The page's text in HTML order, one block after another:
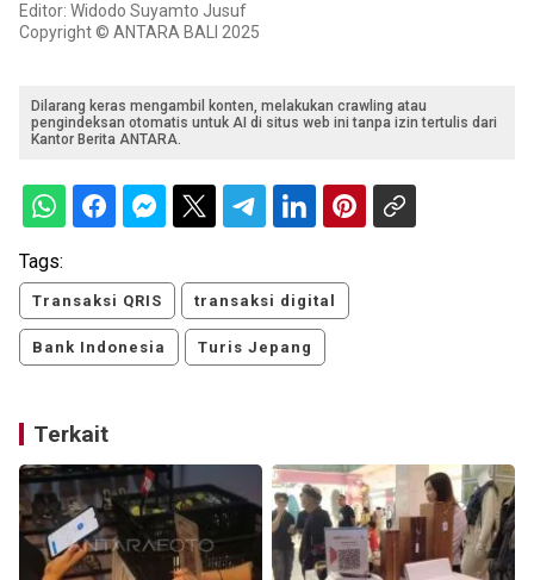
Editor: Widodo Suyamto Jusuf
Copyright © ANTARA BALI 2025
Dilarang keras mengambil konten, melakukan crawling atau
pengindeksan otomatis untuk AI di situs web ini tanpa izin tertulis dari
Kantor Berita ANTARA.
Tags:
Transaksi QRIS transaksi digital
Bank Indonesia Turis Jepang
Terkait